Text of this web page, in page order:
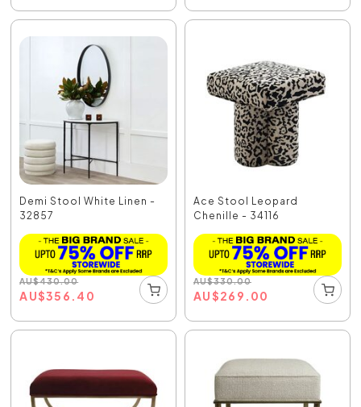
Demi Stool White Linen -
32857
AU$430.00
AU$356.40
Ace Stool Leopard
Chenille - 34116
AU$330.00
AU$269.00